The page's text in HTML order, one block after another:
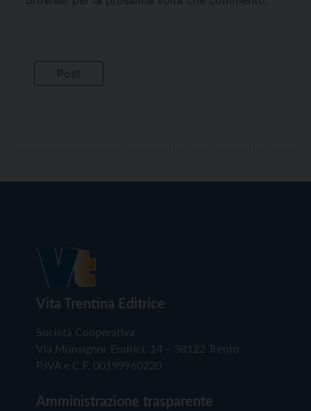
Vita Trentina Editrice
Società Cooperativa
Via Monsignor Endrici, 14 – 38122 Trento
P.IVA e C.F. 00199960220
Amministrazione trasparente